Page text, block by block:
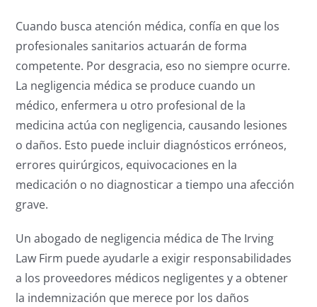
Cuando busca atención médica, confía en que los
profesionales sanitarios actuarán de forma
competente. Por desgracia, eso no siempre ocurre.
La negligencia médica se produce cuando un
médico, enfermera u otro profesional de la
medicina actúa con negligencia, causando lesiones
o daños. Esto puede incluir diagnósticos erróneos,
errores quirúrgicos, equivocaciones en la
medicación o no diagnosticar a tiempo una afección
grave.
Un abogado de negligencia médica de The Irving
Law Firm puede ayudarle a exigir responsabilidades
a los proveedores médicos negligentes y a obtener
la indemnización que merece por los daños